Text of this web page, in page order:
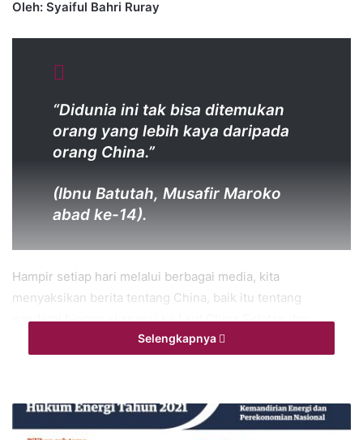
Oleh: Syaiful Bahri Ruray
“Didunia ini tak bisa ditemukan
orang yang lebih kaya daripada
orang China.”
(Ibnu Batutah, Musafir Maroko
abad ke-14).
Hampir setiap hari melalui berbagai media, kita
menyaksikan berita tentang China, baik itu tentang
pandemi hingga ekspansi ke Laut China Selatan dan
investasinya yang merambah ke berbagai penjuru dunia
made in Chinahingga lalu lalang perangkat militernya,
yang kini berhadapan dengan kekuatan laut Armada ke-7
Selengkapnya